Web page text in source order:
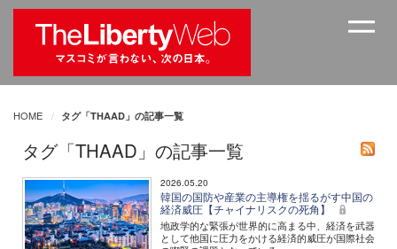
HOME タグ「THAAD」の記事一覧
タグ「THAAD」の記事一覧
2026.05.20
韓国の国防や産業の主導権を揺るがす中国の
経済威圧【チャイナリスクの死角】
地政学的な緊張が世界的に高まる中、経済を武器
として他国に圧力をかける経済的威圧が国際社会